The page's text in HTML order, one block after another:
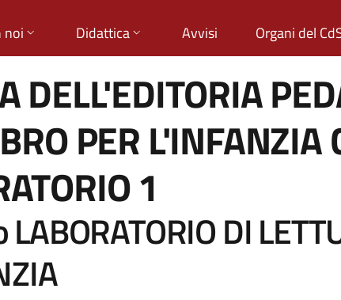
noi Didattica Avvisi Organi del
DELL'EDITORIA
PER L'INFANZIA
1
DI